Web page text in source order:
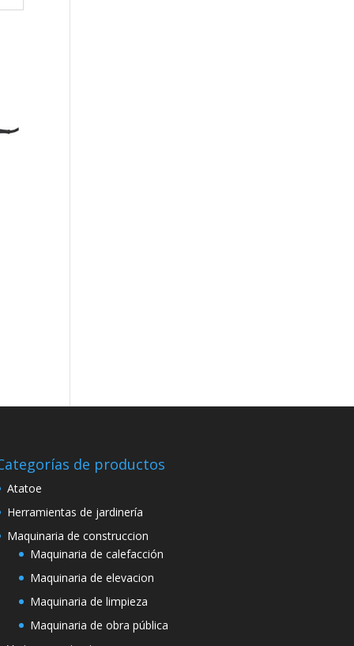
de productos
Atatoe
Herramientas de jardinería
Maquinaria de construccion
Maquinaria de calefacción
Maquinaria de elevacion
Maquinaria de limpieza
Maquinaria de obra pública